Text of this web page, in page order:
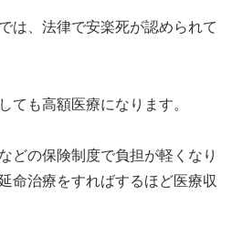
は、法律で安楽死が認められて
ても高額医療になります。
どの保険制度で負担が軽くなり
命治療をすればするほど医療収